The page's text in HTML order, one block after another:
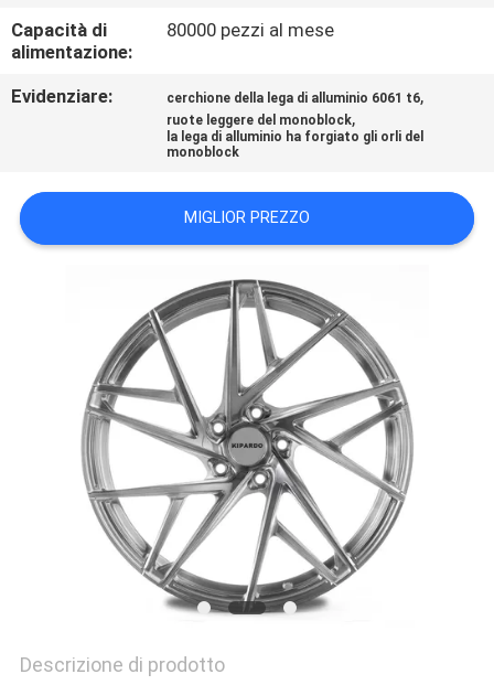
CITAZIONE
MAPPA
PRIVACY
Capacità di
alimentazione:
80000 pezzi al mese
Evidenziare: cerchione della lega di alluminio 6061 t6,
ruote leggere del monoblock,
la lega di alluminio ha forgiato gli orli del
monoblock
MIGLIOR PREZZO
Descrizione di prodotto